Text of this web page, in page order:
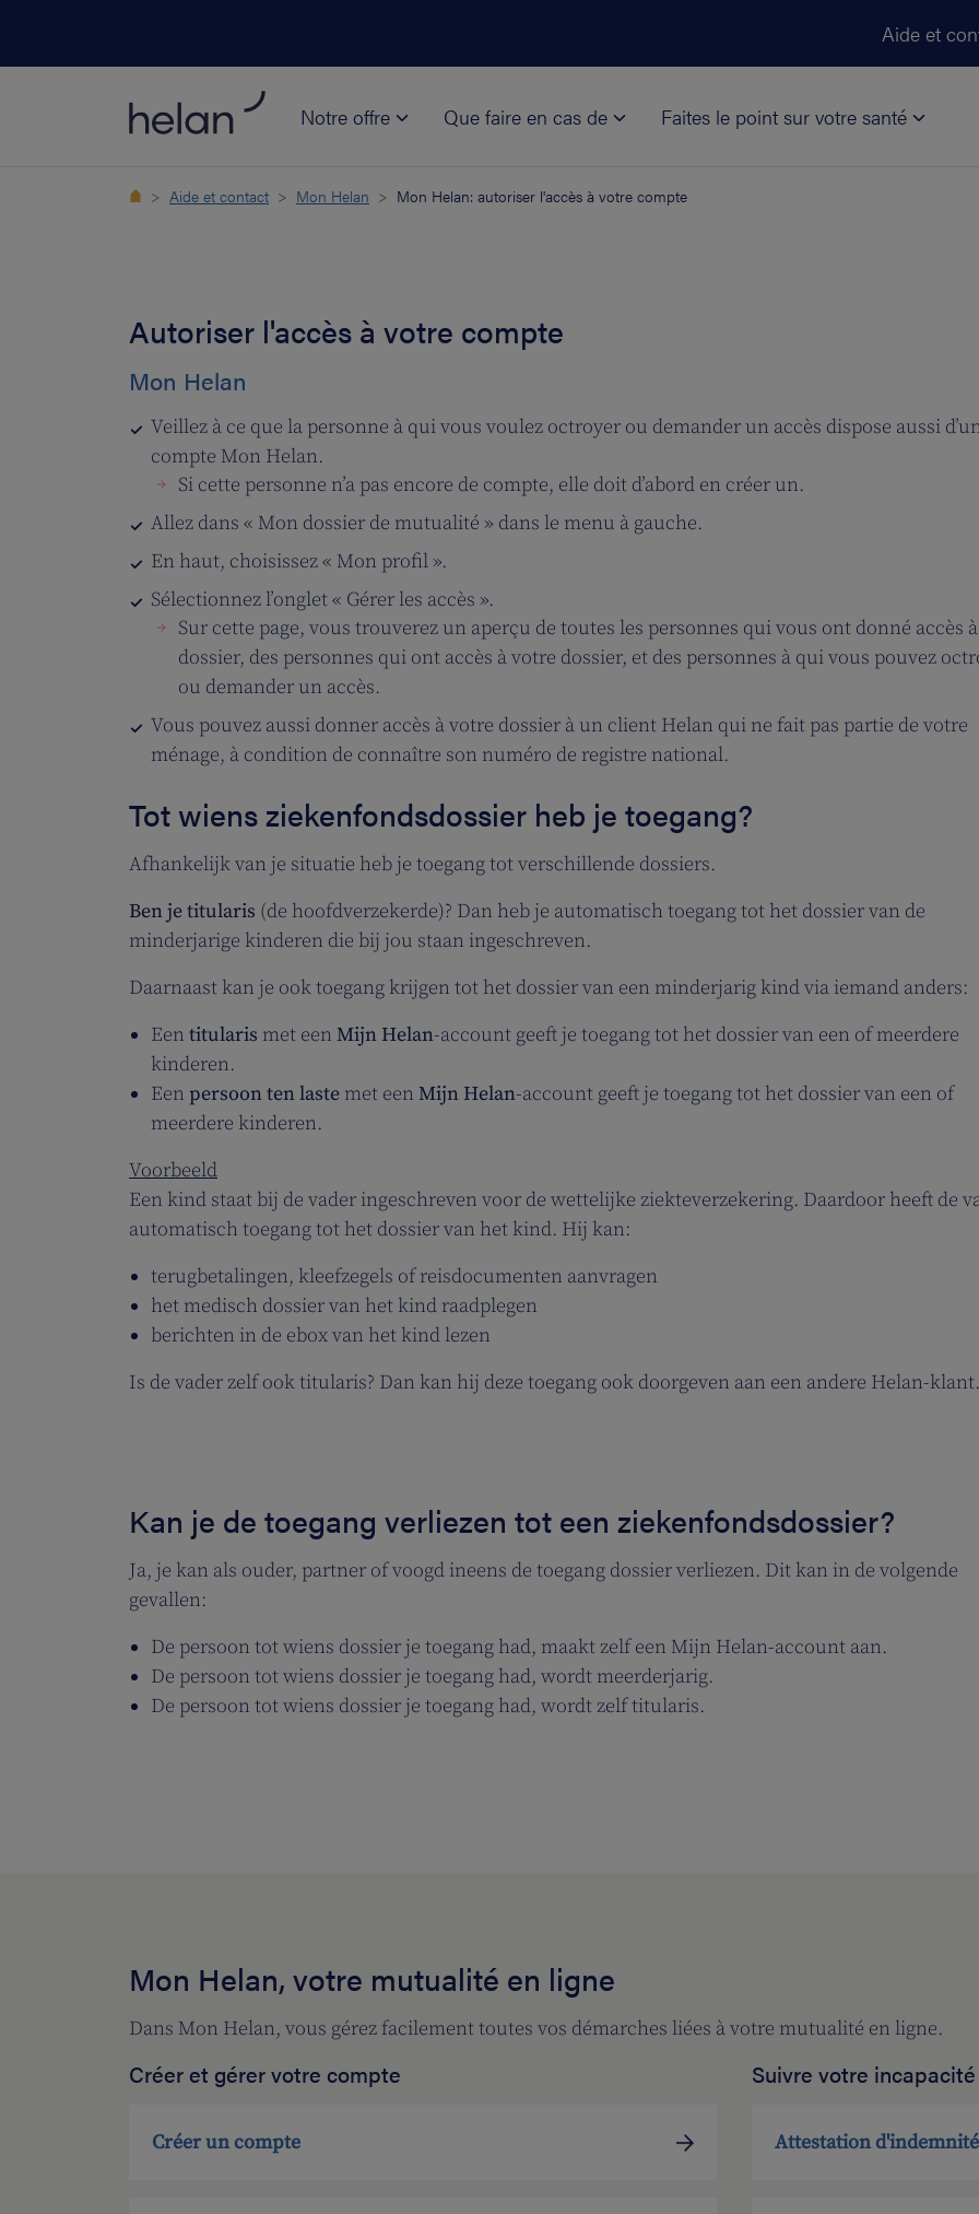
Aide et
Notre offre Que faire en cas de Faites le point sur votre santé
Aide et contact Mon Helan Mon Helan: autoriser l'accès à votre compte
Autoriser l'accès à votre compte
Mon Helan
Veillez à ce que la personne à qui vous voulez octroyer ou demander un accès dispose aussi
compte Mon Helan.
Si cette personne n’a pas encore de compte, elle doit d’abord en créer un.
Allez dans « Mon dossier de mutualité » dans le menu à gauche.
En haut, choisissez « Mon profil ».
Sélectionnez l’onglet « Gérer les accès ».
Sur cette page, vous trouverez un aperçu de toutes les personnes qui vous ont donné accès
dossier, des personnes qui ont accès à votre dossier, et des personnes à qui vous pouvez
ou demander un accès.
Vous pouvez aussi donner accès à votre dossier à un client Helan qui ne fait pas partie de votre
ménage, à condition de connaître son numéro de registre national.
Tot wiens ziekenfondsdossier heb je toegang?
Afhankelijk van je situatie heb je toegang tot verschillende dossiers.
Ben je titularis (de hoofdverzekerde)? Dan heb je automatisch toegang tot het dossier van de
minderjarige kinderen die bij jou staan ingeschreven.
Daarnaast kan je ook toegang krijgen tot het dossier van een minderjarig kind via iemand anders:
Een titularis met een Mijn Helan-account geeft je toegang tot het dossier van een of meerdere
kinderen.
Een persoon ten laste met een Mijn Helan-account geeft je toegang tot het dossier van een of
meerdere kinderen.
Voorbeeld
Een kind staat bij de vader ingeschreven voor de wettelijke ziekteverzekering. Daardoor heeft de
automatisch toegang tot het dossier van het kind. Hij kan:
terugbetalingen, kleefzegels of reisdocumenten aanvragen
het medisch dossier van het kind raadplegen
berichten in de ebox van het kind lezen
Is de vader zelf ook titularis? Dan kan hij deze toegang ook doorgeven aan een andere Helan-klant.
Kan je de toegang verliezen tot een ziekenfondsdossier?
Ja, je kan als ouder, partner of voogd ineens de toegang dossier verliezen. Dit kan in de volgende
gevallen:
De persoon tot wiens dossier je toegang had, maakt zelf een Mijn Helan-account aan.
De persoon tot wiens dossier je toegang had, wordt meerderjarig.
De persoon tot wiens dossier je toegang had, wordt zelf titularis.
Mon Helan, votre mutualité en ligne
Dans Mon Helan, vous gérez facilement toutes vos démarches liées à votre mutualité en ligne.
Créer et gérer votre compte
Créer un compte
Suivre votre
Attestation